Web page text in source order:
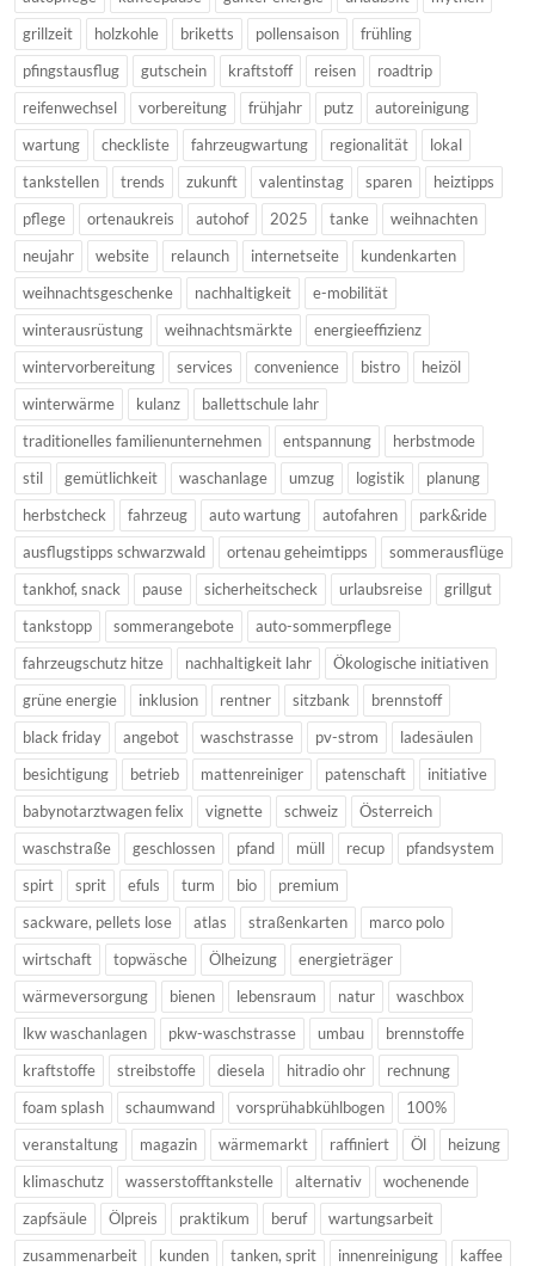
grillzeit
holzkohle briketts pollensaison
frühling
pfingstausflug
gutschein kraftstoff reisen
roadtrip
reifenwechsel
vorbereitung frühjahr putz
autoreinigung
wartung
checkliste fahrzeugwartung regionalität
lokal
tankstellen
trends zukunft valentinstag sparen
heiztipps
pflege
ortenaukreis autohof 2025 tanke
weihnachten
neujahr
website relaunch internetseite
kundenkarten
weihnachtsgeschenke
nachhaltigkeit
e-mobilität
winterausrüstung
weihnachtsmärkte
energieeffizienz
wintervorbereitung
services convenience bistro
heizöl
winterwärme
kulanz
ballettschule lahr
traditionelles familienunternehmen
entspannung
herbstmode
stil
gemütlichkeit waschanlage umzug logistik
planung
herbstcheck
fahrzeug auto wartung autofahren
park&ride
ausflugstipps schwarzwald
ortenau geheimtipps
sommerausflüge
tankhof, snack
pause sicherheitscheck urlaubsreise
grillgut
tankstopp
sommerangebote
auto-sommerpflege
fahrzeugschutz hitze
nachhaltigkeit lahr
Ökologische initiativen
grüne energie
inklusion rentner sitzbank
brennstoff
black friday
angebot waschstrasse pv-strom
ladesäulen
besichtigung
betrieb mattenreiniger patenschaft
initiative
babynotarztwagen felix
vignette schweiz
Österreich
waschstraße
geschlossen pfand müll recup
pfandsystem
spirt
sprit efuls turm bio
premium
sackware, pellets lose
atlas straßenkarten
marco polo
wirtschaft
topwäsche Ölheizung
energieträger
wärmeversorgung
bienen lebensraum natur
waschbox
lkw waschanlagen
pkw-waschstrasse umbau
brennstoffe
kraftstoffe
streibstoffe diesela hitradio ohr
rechnung
foam splash
schaumwand vorsprühabkühlbogen
100%
veranstaltung
magazin wärmemarkt raffiniert Öl
heizung
klimaschutz
wasserstofftankstelle alternativ
wochenende
zapfsäule
Ölpreis praktikum beruf
wartungsarbeit
zusammenarbeit
kunden tanken, sprit innenreinigung
kaffee